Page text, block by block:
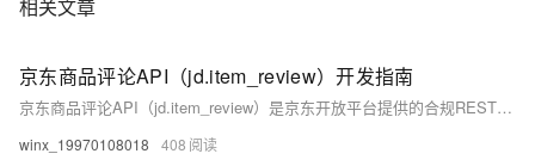
相关文章
京东商品评论API（jd.item_review）开发指南
京东商品评论API（jd.item_review）是京东开放平台提供的合规REST接口，支持获取商品评论、评分、晒图、追评等多维数据，助力口碑监控、竞品分析与用户反馈收集，提升运营决策效率。（239字）
winx_19970108018 408